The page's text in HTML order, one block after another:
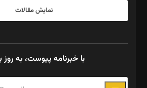
نمایش مقالات
با خبرنامه پیوست، به روز